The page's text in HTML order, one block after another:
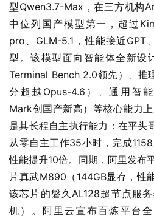
型Qwen3.7-Max，在三方机构
中位列国产模型第一，超过
pro、GLM-5.1，性能接近GPT
型。该模型面向智能体全新设
Terminal Bench 2.0领先）、推
分超越Opus-4.6）、通用智
Mark创国产新高）等核心能力
是其长程自主执行能力：在平头
从零自主工作35小时，完成
性能提升10倍。同期，阿里发布
片真武M890（144GB显存，性
该芯片的磐久AL128超节点服
机）。阿里云宣布百炼平台